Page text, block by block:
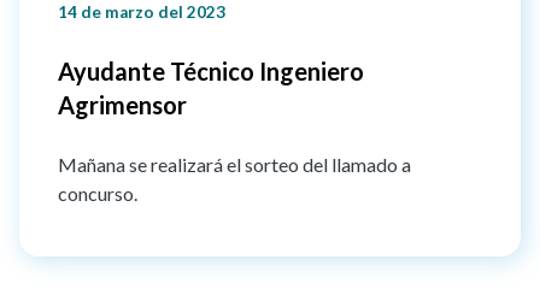
14 de marzo del 2023
Ayudante Técnico Ingeniero
Agrimensor
Mañana se realizará el sorteo del llamado a
concurso.